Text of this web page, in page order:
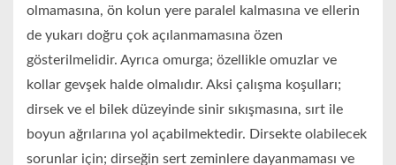
olmamasına, ön kolun yere paralel kalmasına ve ellerin
de yukarı doğru çok açılanmamasına özen
gösterilmelidir. Ayrıca omurga; özellikle omuzlar ve
kollar gevşek halde olmalıdır. Aksi çalışma koşulları;
dirsek ve el bilek düzeyinde sinir sıkışmasına, sırt ile
boyun ağrılarına yol açabilmektedir. Dirsekte olabilecek
sorunlar için; dirseğin sert zeminlere dayanmaması ve